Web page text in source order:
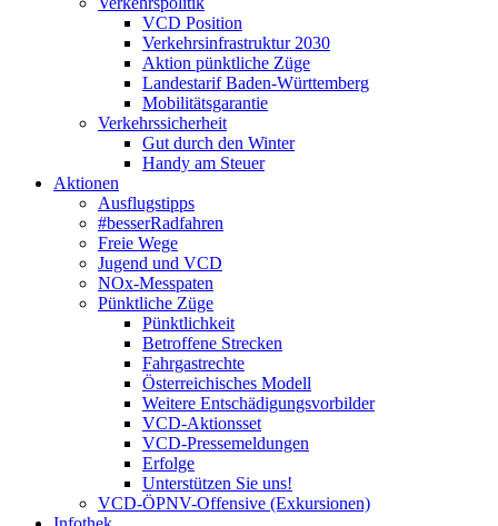
VCD Position
Verkehrsinfrastruktur 2030
Aktion pünktliche Züge
Landestarif Baden-Württemberg
Mobilitätsgarantie
Verkehrssicherheit
Gut durch den Winter
Handy am Steuer
Aktionen
Ausflugstipps
#besserRadfahren
Freie Wege
Jugend und VCD
NOx-Messpaten
Pünktliche Züge
Pünktlichkeit
Betroffene Strecken
Fahrgastrechte
Österreichisches Modell
Weitere Entschädigungsvorbilder
VCD-Aktionsset
VCD-Pressemeldungen
Erfolge
Unterstützen Sie uns!
VCD-ÖPNV-Offensive (Exkursionen)